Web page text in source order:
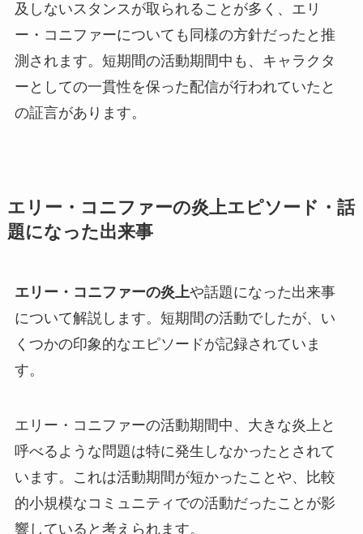
及しないスタンスが取られることが多く、エリ
ー・コニファーについても同様の方針だったと推
測されます。短期間の活動期間中も、キャラクタ
ーとしての一貫性を保った配信が行われていたと
の証言があります。
エリー・コニファーの炎上エピソード・話
題になった出来事
エリー・コニファーの炎上や話題になった出来事
について解説します。短期間の活動でしたが、い
くつかの印象的なエピソードが記録されていま
す。
エリー・コニファーの活動期間中、大きな炎上と
呼べるような問題は特に発生しなかったとされて
います。これは活動期間が短かったことや、比較
的小規模なコミュニティでの活動だったことが影
響していると考えられます。